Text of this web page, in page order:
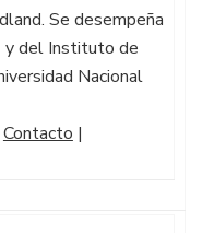
Se desempeña
y del Instituto de
Nacional
Contacto |